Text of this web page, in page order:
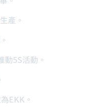
產。
5S活動。
EKK。